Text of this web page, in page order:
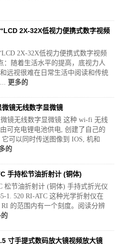
2X-32X低视力便携式数字视频
2X-32X低视力便携式数字视频
：随着生活水平的提高，底视力人
远视很难在日常生活中阅读和传统
更多的
镜无线数字显微镜
镜无线数字显微镜 这种 wi-fi 无线
可充电锂电池供电, 创建了自己的
可以同时传送图像到 IOS, 机和
的
手持松节油折射计 (铜体)
松节油折射计 (铜体) 手持式折光仪
1. 520 RI-ATC 这种光学折射仪在
RI 的范围内有一个刻度。阅读分辨
的
寸手提式数码放大镜视频放大镜